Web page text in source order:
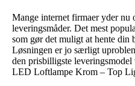
Mange internet firmaer yder nu
leveringsmåder. Det mest
som gør det muligt at hente din
Løsningen er jo særligt
den prisbilligste
LED Loftlampe Krom – Top